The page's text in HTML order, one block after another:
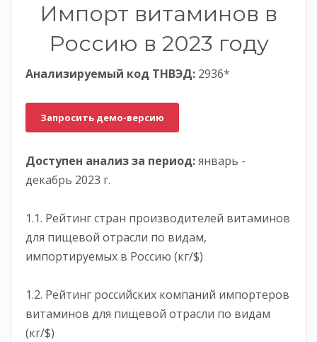
Импорт витаминов в
Россию в 2023 году
Анализируемый код ТНВЭД: 2936*
Запросить демо-версию
Доступен анализ за период:январь -
декабрь 2023 г.
1.1. Рейтинг стран производителей витаминов
для пищевой отрасли по видам,
импортируемых в Россию (кг/$)
1.2. Рейтинг российских компаний импортеров
витаминов для пищевой отрасли по видам
(кг/$)